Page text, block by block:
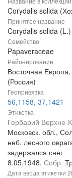
Corydalis solida
Принятое название
Corydalis solida
Семейство
Papaveraceae
Районирование
Восточная
(Россия)
Геопривязка
56,1158, 37,1421
Этикетка
Гербарий Верхне-
Московск. обл.,
неб. лесного
задержался снег
8.05.1948. Собр.
Дата ввода этикетки